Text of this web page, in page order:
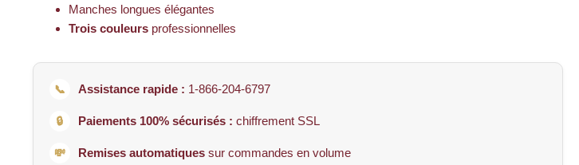
Manches longues élégantes
Trois couleursprofessionnelles
📞 Assistance rapide : 1-866-204-6797
🔒 Paiements 100% sécurisés : chiffrement SSL
💸 Remises automatiquessur commandes en volume